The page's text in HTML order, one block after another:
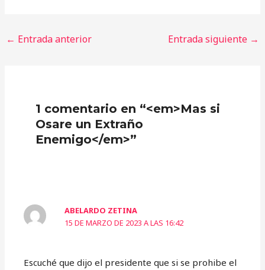
← Entrada anterior Entrada siguiente →
1 comentario en “<em>Mas si
Osare un Extraño
Enemigo</em>”
ABELARDO ZETINA
15 DE MARZO DE 2023 A LAS 16:42
Escuché que dijo el presidente que si se prohibe el